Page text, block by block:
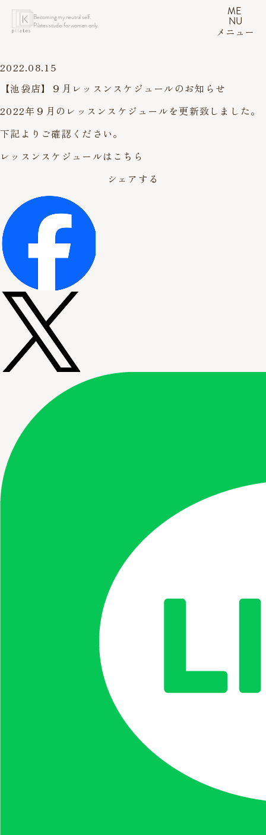
Becoming my neutral self.
Pilates studio for women only.
ME
NU
メニュー
2022.08.15
【池袋店】９月レッスンスケジュールのお知らせ
2022年９月のレッスンスケジュールを更新致しました。
下記よりご確認ください。
レッスンスケジュールはこちら
シェアする